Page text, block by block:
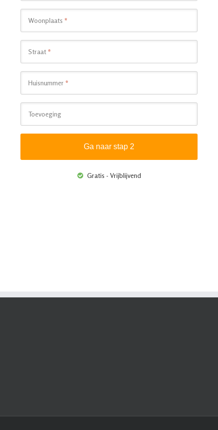
Woonplaats *
Straat *
Huisnummer *
Toevoeging
Gratis - Vrijblijvend